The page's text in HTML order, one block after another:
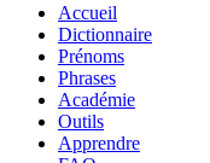
Accueil
Dictionnaire
Prénoms
Phrases
Académie
Outils
Apprendre